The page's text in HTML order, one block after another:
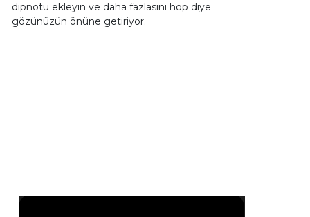
dipnotu ekleyin ve daha fazlasını hop diye
gözünüzün önüne getiriyor.